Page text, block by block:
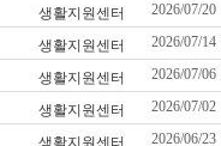
생활지원센터 2026/07/20
생활지원센터 2026/07/14
생활지원센터 2026/07/06
생활지원센터 2026/07/02
생활지원센터 2026/06/23